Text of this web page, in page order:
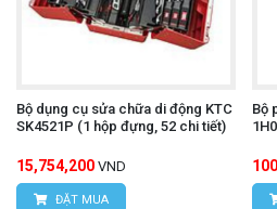
Bộ dụng cụ sửa chữa di động KTC
SK4521P (1 hộp đựng, 52 chi tiết)
15,754,200 VND
ĐẶT MUA
Bộ